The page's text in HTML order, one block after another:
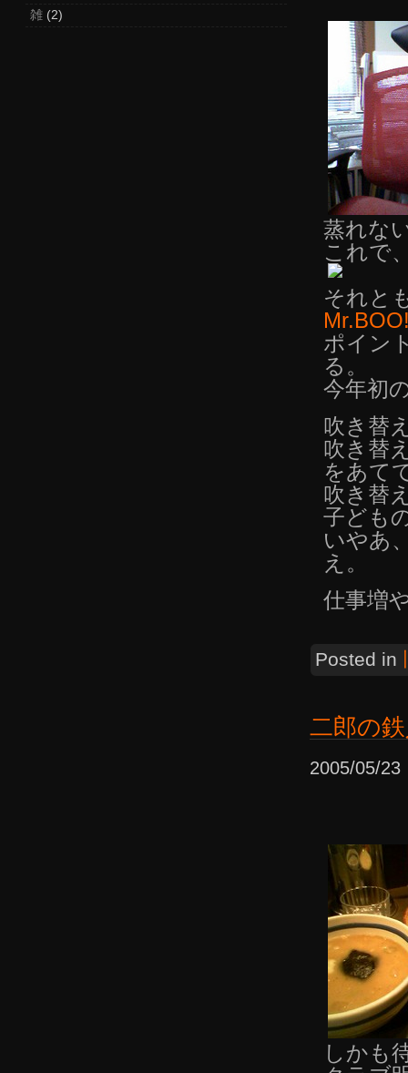
雑 (2)
蒸れな
これで
それと
ポイン
る。
今年初
吹き替
吹き替
をあて
吹き替
子ども
いやあ
え。
仕事増
Posted in
二郎の
2005/05/
しかも